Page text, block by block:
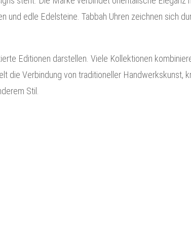
edle Edelsteine. Tabbah Uhren zeichnen sich
Editionen darstellen. Viele Kollektionen
die Verbindung von traditioneller Handwerkskunst,
Stil.